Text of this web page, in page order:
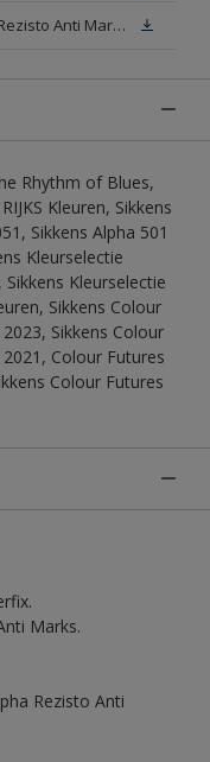
Veiligheidsinformatieblad Alpha Rezisto Anti Marks Mat N00 (MSDS)
Rhythm of Blues,
Kleuren, Sikkens
Sikkens Alpha 501
Kleurselectie
Kleurselectie
Sikkens Colour
Sikkens Colour
Colour Futures
Colour Futures
Marks.
Rezisto Anti